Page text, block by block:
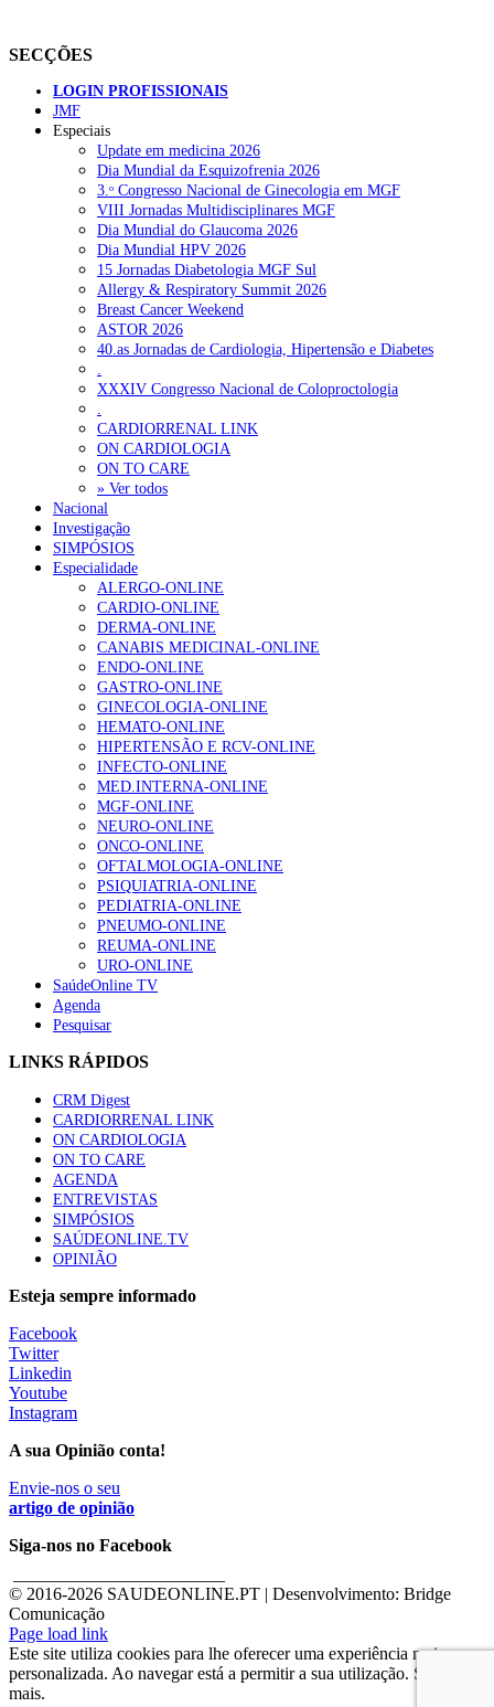
SECÇÕES
LOGIN PROFISSIONAIS
JMF
Especiais
Update em medicina 2026
Dia Mundial da Esquizofrenia 2026
3.ᵒ Congresso Nacional de Ginecologia em MGF
VIII Jornadas Multidisciplinares MGF
Dia Mundial do Glaucoma 2026
Dia Mundial HPV 2026
15 Jornadas Diabetologia MGF Sul
Allergy & Respiratory Summit 2026
Breast Cancer Weekend
ASTOR 2026
40.as Jornadas de Cardiologia, Hipertensão e Diabetes
XXXIV Congresso Nacional de Coloproctologia
CARDIORRENAL LINK
ON CARDIOLOGIA
ON TO CARE
» Ver todos
Nacional
Investigação
SIMPÓSIOS
Especialidade
ALERGO-ONLINE
CARDIO-ONLINE
DERMA-ONLINE
CANABIS MEDICINAL-ONLINE
ENDO-ONLINE
GASTRO-ONLINE
GINECOLOGIA-ONLINE
HEMATO-ONLINE
HIPERTENSÃO E RCV-ONLINE
INFECTO-ONLINE
MED.INTERNA-ONLINE
MGF-ONLINE
NEURO-ONLINE
ONCO-ONLINE
OFTALMOLOGIA-ONLINE
PSIQUIATRIA-ONLINE
PEDIATRIA-ONLINE
PNEUMO-ONLINE
REUMA-ONLINE
URO-ONLINE
SaúdeOnline TV
Agenda
Pesquisar
LINKS RÁPIDOS
CRM Digest
CARDIORRENAL LINK
ON CARDIOLOGIA
ON TO CARE
AGENDA
ENTREVISTAS
SIMPÓSIOS
SAÚDEONLINE.TV
OPINIÃO
Esteja sempre informado
Facebook
Twitter
Linkedin
Youtube
Instagram
A sua Opinião conta!
Envie-nos o seu
artigo de opinião
Siga-nos no Facebook
© 2016-2026 SAUDEONLINE.PT | Desenvolvimento: Bridge
Comunicação
Page load link
Este site utiliza cookies para lhe oferecer uma experiência mais
personalizada. Ao navegar está a permitir a sua utilização. Saber
mais.